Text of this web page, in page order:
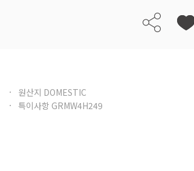
원산지 DOMESTIC
특이사항 GRMW4H249